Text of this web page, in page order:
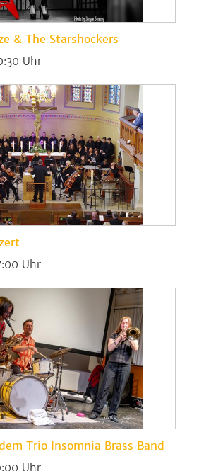
& The Starshockers
Trio Insomnia Brass Band